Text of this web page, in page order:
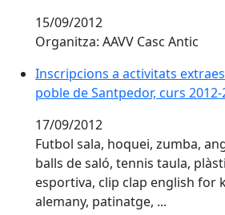
15/09/2012
Organitza: AAVV Casc Antic
Inscripcions a activitats
poble de Santpedor, curs 2012-
17/09/2012
Futbol sala, hoquei, zumba,
balls de saló, tennis taula,
esportiva, clip clap english for
alemany, patinatge, ...